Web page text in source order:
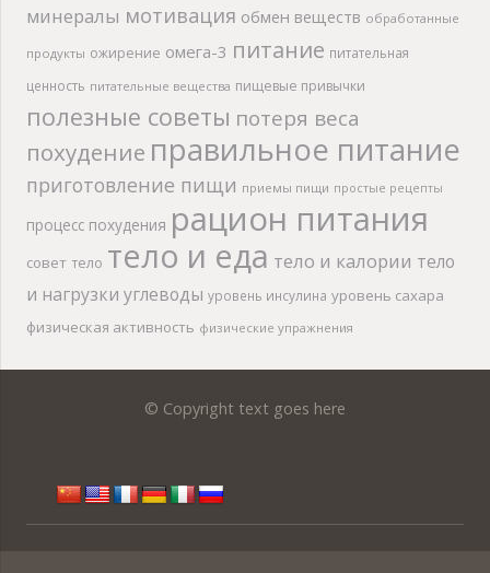
минералы мотивация обмен веществ обработанные
продукты ожирение омега-3 питание питательная
ценность питательные вещества пищевые привычки
полезные советы потеря веса
похудение правильное питание
приготовление пищи приемы пищи простые рецепты
процесс похудения рацион питания
совет тело тело и еда тело и калории тело
и нагрузки углеводы уровень инсулина уровень сахара
физическая активность физические упражнения
© Copyright text goes here